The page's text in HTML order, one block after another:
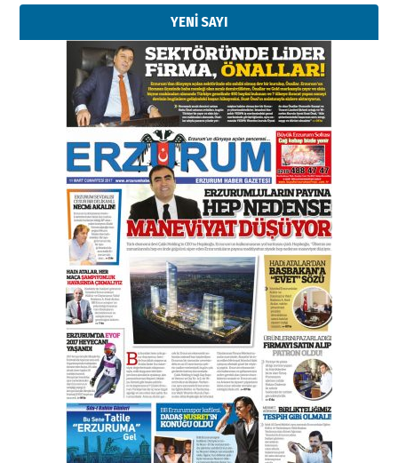
YENİ SAYI
Esat BİNDESEN
TRT’NİN BÖLGEYE AÇILAN SESİ
09 Ağustos 2026 Pazar
Kadir SABUNCUOĞLU
Erzurumspor’un köşe taşları
29 Haziran 2026 Pazartesi
Kenan GÜLERCİ
Murat Şahsuvaroğlu ERKON’da
çıtayı yukarı taşırken,
yönetimdekiler aşağı
çekmemeli!
17 Şubat 2026 SalıOrhan BOZKURT